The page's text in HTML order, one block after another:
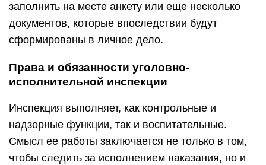
заполнить на месте анкету или еще несколько
документов, которые впоследствии будут
сформированы в личное дело.
Права и обязанности уголовно-
исполнительной инспекции
Инспекция выполняет, как контрольные и
надзорные функции, так и воспитательные.
Смысл ее работы заключается не только в том,
чтобы следить за исполнением наказания, но и